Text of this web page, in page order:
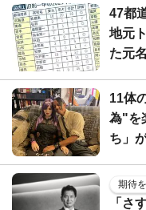
47都
地元
た元
11体
為"を
ち」
期待
「さ